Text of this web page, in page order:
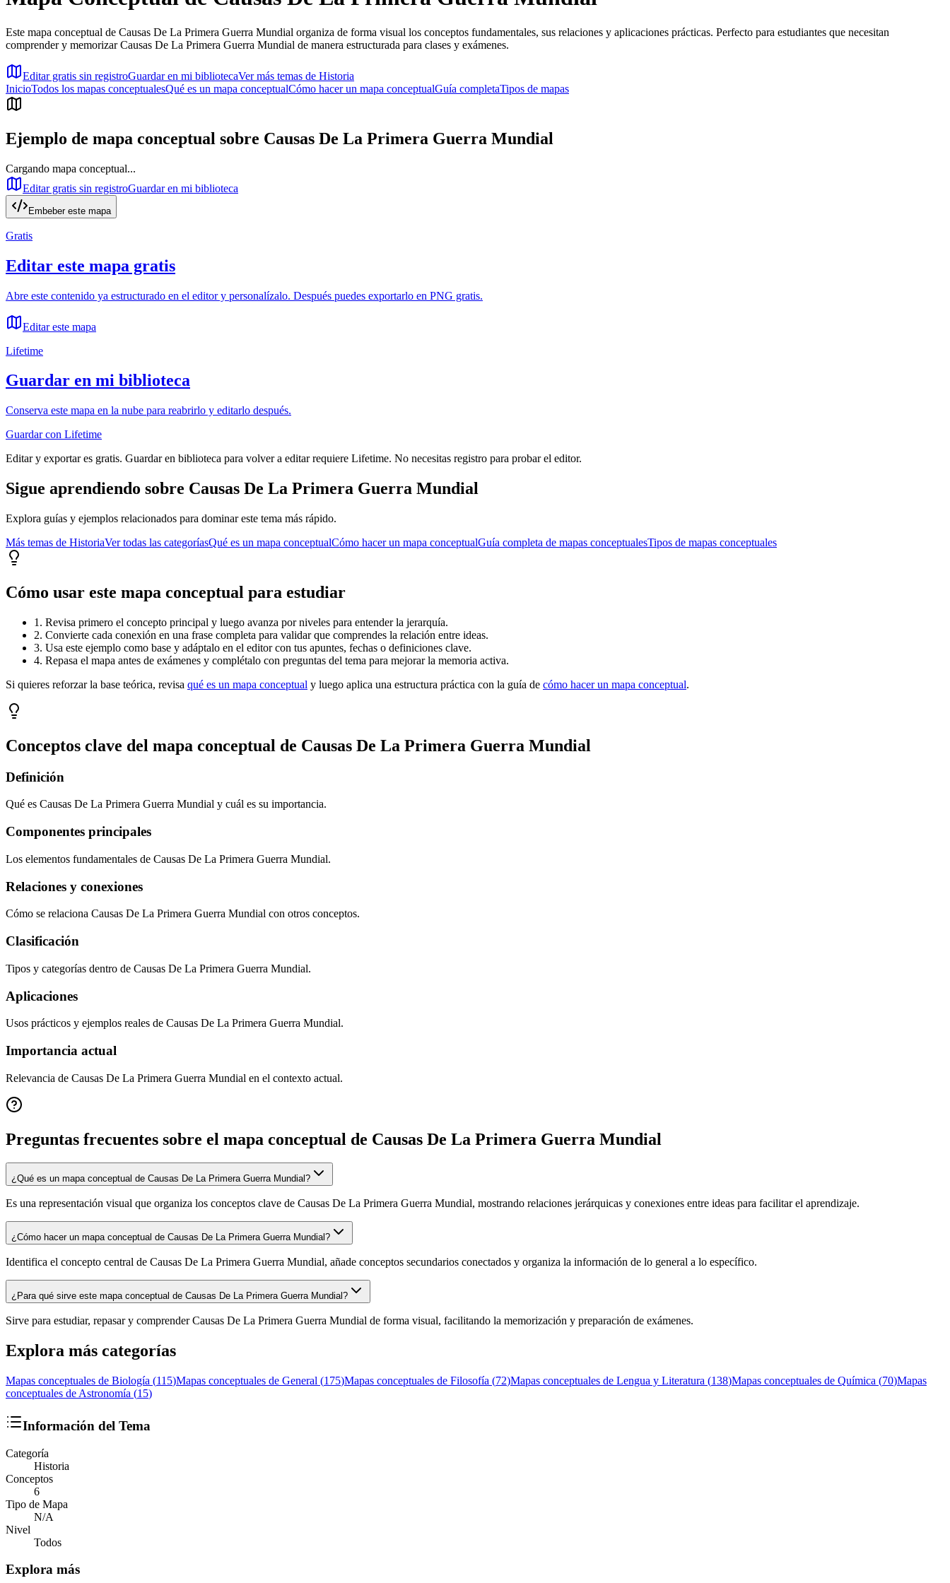
Este mapa conceptual de Causas De La Primera Guerra Mundial organiza de forma visual los conceptos fundamentales, sus relaciones y aplicaciones prácticas. Perfecto para estudiantes que necesitan
comprender y memorizar Causas De La Primera Guerra Mundial de manera estructurada para clases y exámenes.
Editar gratis sin registroGuardar en mi bibliotecaVer más temas de Historia
InicioTodos los mapas conceptualesQué es un mapa conceptualCómo hacer un mapa conceptualGuía completaTipos de mapas
Ejemplo de mapa conceptual sobre Causas De La Primera Guerra Mundial
Cargando mapa conceptual...
Editar gratis sin registroGuardar en mi biblioteca
Embeber este mapa
Gratis
Editar este mapa gratis
Abre este contenido ya estructurado en el editor y personalízalo. Después puedes exportarlo en PNG gratis.
Editar este mapa
Lifetime
Guardar en mi biblioteca
Conserva este mapa en la nube para reabrirlo y editarlo después.
Guardar con Lifetime
Editar y exportar es gratis. Guardar en biblioteca para volver a editar requiere Lifetime. No necesitas registro para probar el editor.
Sigue aprendiendo sobre Causas De La Primera Guerra Mundial
Explora guías y ejemplos relacionados para dominar este tema más rápido.
Más temas de HistoriaVer todas las categoríasQué es un mapa conceptualCómo hacer un mapa conceptualGuía completa de mapas conceptualesTipos de mapas conceptuales
Cómo usar este mapa conceptual para estudiar
1. Revisa primero el concepto principal y luego avanza por niveles para entender la jerarquía.
2. Convierte cada conexión en una frase completa para validar que comprendes la relación entre ideas.
3. Usa este ejemplo como base y adáptalo en el editor con tus apuntes, fechas o definiciones clave.
4. Repasa el mapa antes de exámenes y complétalo con preguntas del tema para mejorar la memoria activa.
Si quieres reforzar la base teórica, revisa qué es un mapa conceptual y luego aplica una estructura práctica con la guía de cómo hacer un mapa conceptual.
Conceptos clave del mapa conceptual de Causas De La Primera Guerra Mundial
Definición
Qué es Causas De La Primera Guerra Mundial y cuál es su importancia.
Componentes principales
Los elementos fundamentales de Causas De La Primera Guerra Mundial.
Relaciones y conexiones
Cómo se relaciona Causas De La Primera Guerra Mundial con otros conceptos.
Clasificación
Tipos y categorías dentro de Causas De La Primera Guerra Mundial.
Aplicaciones
Usos prácticos y ejemplos reales de Causas De La Primera Guerra Mundial.
Importancia actual
Relevancia de Causas De La Primera Guerra Mundial en el contexto actual.
Preguntas frecuentes sobre el mapa conceptual de Causas De La Primera Guerra Mundial
¿Qué es un mapa conceptual de Causas De La Primera Guerra Mundial?
Es una representación visual que organiza los conceptos clave de Causas De La Primera Guerra Mundial, mostrando relaciones jerárquicas y conexiones entre ideas para facilitar el aprendizaje.
¿Cómo hacer un mapa conceptual de Causas De La Primera Guerra Mundial?
Identifica el concepto central de Causas De La Primera Guerra Mundial, añade conceptos secundarios conectados y organiza la información de lo general a lo específico.
¿Para qué sirve este mapa conceptual de Causas De La Primera Guerra Mundial?
Sirve para estudiar, repasar y comprender Causas De La Primera Guerra Mundial de forma visual, facilitando la memorización y preparación de exámenes.
Explora más categorías
Mapas conceptuales de Biología (115)Mapas conceptuales de General (175)Mapas conceptuales de Filosofía (72)Mapas conceptuales de Lengua y Literatura (138)Mapas conceptuales de Química (70)Mapas
conceptuales de Astronomía (15)
Información del Tema
Categoría
Historia
Conceptos
6
Tipo de Mapa
N/A
Nivel
Todos
Explora más